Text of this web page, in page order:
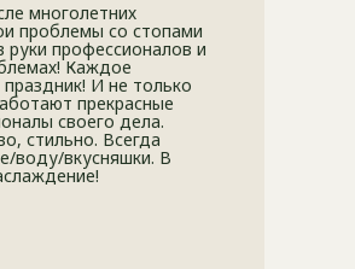
многолетних
проблемы со стопами
руки профессионалов и
Каждое
И не только
прекрасные
своего дела.
стильно. Всегда
воду/вкусняшки. В